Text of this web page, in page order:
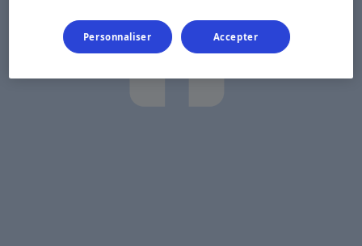
Personnaliser Accepter